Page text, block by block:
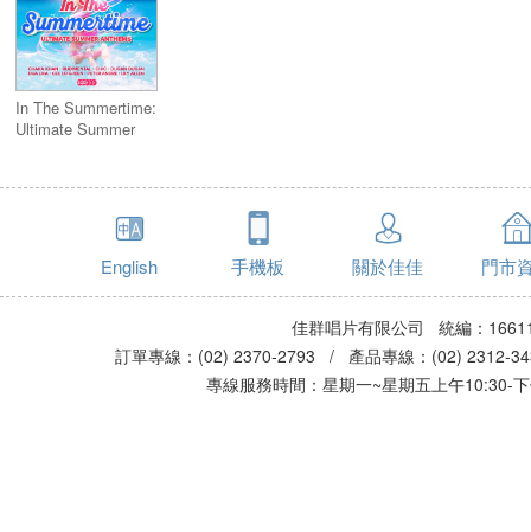
In The Summertime:
Ultimate Summer
English 手機板 關於佳佳 門市
佳群唱片有限公司 統編：
訂單專線：(02) 2370-2793 / 產品專線：(02)
專線服務時間：星期一~星期五上午10:30-